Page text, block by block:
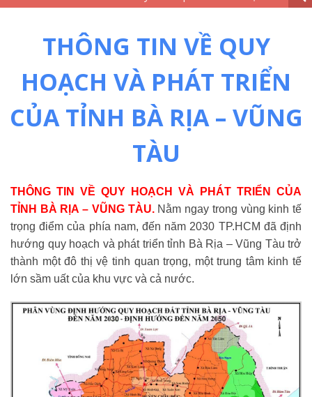
THÔNG TIN VỀ QUY
HOẠCH VÀ PHÁT TRIỂN
CỦA TỈNH BÀ RỊA – VŨNG
TÀU
THÔNG TIN VỀ QUY HOẠCH VÀ PHÁT TRIỂN CỦA
TỈNH BÀ RỊA – VŨNG TÀU. Nằm ngay trong vùng kinh tế
trọng điểm của phía nam, đến năm 2030 TP.HCM đã định
hướng quy hoạch và phát triển tỉnh Bà Rịa – Vũng Tàu trở
thành một đô thị vệ tinh quan trọng, một trung tâm kinh tế
lớn sầm uất của khu vực và cả nước.